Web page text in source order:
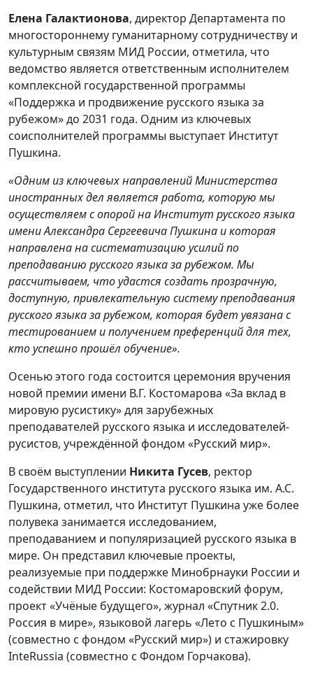
Елена Галактионова, директор Департамента по
многостороннему гуманитарному сотрудничеству и
культурным связям МИД России, отметила, что
ведомство является ответственным исполнителем
комплексной государственной программы
«Поддержка и продвижение русского языка за
рубежом» до 2031 года. Одним из ключевых
соисполнителей программы выступает Институт
Пушкина.
«Одним из ключевых направлений Министерства
иностранных дел является работа, которую мы
осуществляем с опорой на Институт русского языка
имени Александра Сергеевича Пушкина и которая
направлена на систематизацию усилий по
преподаванию русского языка за рубежом. Мы
рассчитываем, что удастся создать прозрачную,
доступную, привлекательную систему преподавания
русского языка за рубежом, которая будет увязана с
тестированием и получением преференций для тех,
кто успешно прошёл обучение».
Осенью этого года состоится церемония вручения
новой премии имени В.Г. Костомарова «За вклад в
мировую русистику» для зарубежных
преподавателей русского языка и исследователей-
русистов, учреждённой фондом «Русский мир».
В своём выступлении Никита Гусев, ректор
Государственного института русского языка им. А.С.
Пушкина, отметил, что Институт Пушкина уже более
полувека занимается исследованием,
преподаванием и популяризацией русского языка в
мире. Он представил ключевые проекты,
реализуемые при поддержке Минобрнауки России и
содействии МИД России: Костомаровский форум,
проект «Учёные будущего», журнал «Спутник 2.0.
Россия в мире», языковой лагерь «Лето с Пушкиным»
(совместно с фондом «Русский мир») и стажировку
InteRussia (совместно с Фондом Горчакова).